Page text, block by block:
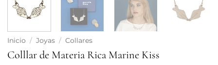
Inicio / Joyas / Collares
Colllar de Materia Rica Marine Kiss